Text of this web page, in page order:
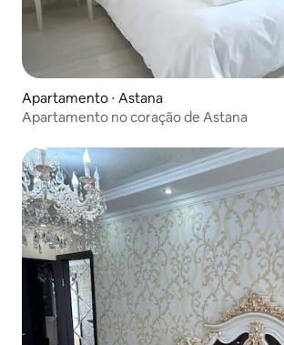
Apartamento ⋅ Astana
Apartamento no coração de Astana